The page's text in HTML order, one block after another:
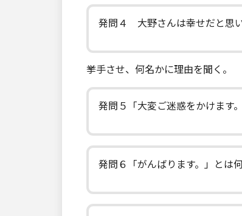
発問４ 大野さんは幸せだと思
挙手させ、何名かに理由を聞く。
発問５「大変ご迷惑をかけます
発問６「がんばります。」とは